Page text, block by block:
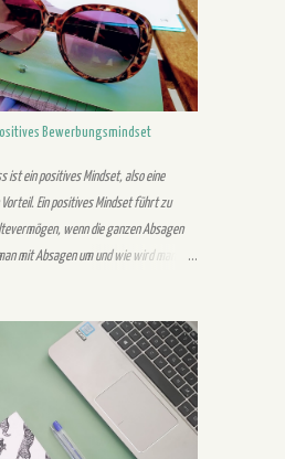
Stelle daher sicher, dass es verständlich
ist, damit er es beim ersten Mal
der Lebenslauf sowie das Anschreiben
Faden besitzen. Dem Personaler sollte
Unübersichtliches Design Der Leser
Bewerbungsmindset
ist ein positives Mindset, also eine
Ein positives Mindset führt zu
wenn die ganzen Absagen
mit Absagen um und wie wird man
kann: Eigenes Bild 1. Halte
Kennst du das auch, du hast dich
Monat nichts vom Unternehmen außer
Bewerbung eingegangen ist? In diesen
Du als Bewerber